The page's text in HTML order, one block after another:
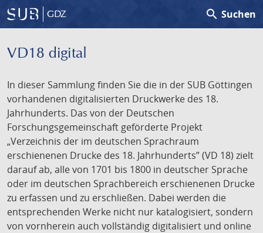
GDZ search Suchen
VD18 digital
In dieser Sammlung finden Sie die in der SUB Göttingen
vorhandenen digitalisierten Druckwerke des 18.
Jahrhunderts. Das von der Deutschen
Forschungsgemeinschaft geförderte Projekt
„Verzeichnis der im deutschen Sprachraum
erschienenen Drucke des 18. Jahrhunderts” (VD 18) zielt
darauf ab, alle von 1701 bis 1800 in deutscher Sprache
oder im deutschen Sprachbereich erschienenen Drucke
zu erfassen und zu erschließen. Dabei werden die
entsprechenden Werke nicht nur katalogisiert, sondern
von vornherein auch vollständig digitalisiert und online